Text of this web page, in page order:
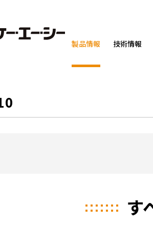
製品情報 技術情報
す